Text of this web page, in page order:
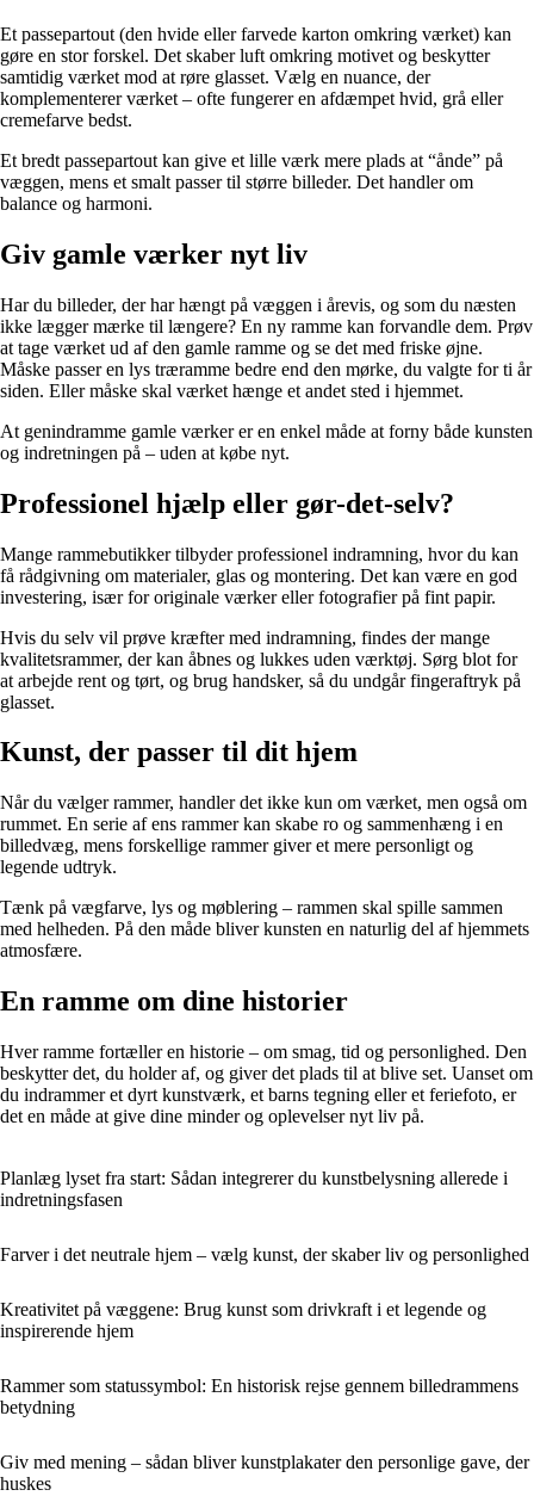
Et passepartout (den hvide eller farvede karton omkring værket) kan
gøre en stor forskel. Det skaber luft omkring motivet og beskytter
samtidig værket mod at røre glasset. Vælg en nuance, der
komplementerer værket – ofte fungerer en afdæmpet hvid, grå eller
cremefarve bedst.
Et bredt passepartout kan give et lille værk mere plads at “ånde” på
væggen, mens et smalt passer til større billeder. Det handler om
balance og harmoni.
Giv gamle værker nyt liv
Har du billeder, der har hængt på væggen i årevis, og som du næsten
ikke lægger mærke til længere? En ny ramme kan forvandle dem. Prøv
at tage værket ud af den gamle ramme og se det med friske øjne.
Måske passer en lys træramme bedre end den mørke, du valgte for ti år
siden. Eller måske skal værket hænge et andet sted i hjemmet.
At genindramme gamle værker er en enkel måde at forny både kunsten
og indretningen på – uden at købe nyt.
Professionel hjælp eller gør-det-selv?
Mange rammebutikker tilbyder professionel indramning, hvor du kan
få rådgivning om materialer, glas og montering. Det kan være en god
investering, især for originale værker eller fotografier på fint papir.
Hvis du selv vil prøve kræfter med indramning, findes der mange
kvalitetsrammer, der kan åbnes og lukkes uden værktøj. Sørg blot for
at arbejde rent og tørt, og brug handsker, så du undgår fingeraftryk på
glasset.
Kunst, der passer til dit hjem
Når du vælger rammer, handler det ikke kun om værket, men også om
rummet. En serie af ens rammer kan skabe ro og sammenhæng i en
billedvæg, mens forskellige rammer giver et mere personligt og
legende udtryk.
Tænk på vægfarve, lys og møblering – rammen skal spille sammen
med helheden. På den måde bliver kunsten en naturlig del af hjemmets
atmosfære.
En ramme om dine historier
Hver ramme fortæller en historie – om smag, tid og personlighed. Den
beskytter det, du holder af, og giver det plads til at blive set. Uanset om
du indrammer et dyrt kunstværk, et barns tegning eller et feriefoto, er
det en måde at give dine minder og oplevelser nyt liv på.
Planlæg lyset fra start: Sådan integrerer du kunstbelysning allerede i
indretningsfasen
Farver i det neutrale hjem – vælg kunst, der skaber liv og personlighed
Kreativitet på væggene: Brug kunst som drivkraft i et legende og
inspirerende hjem
Rammer som statussymbol: En historisk rejse gennem billedrammens
betydning
Giv med mening – sådan bliver kunstplakater den personlige gave, der
huskes